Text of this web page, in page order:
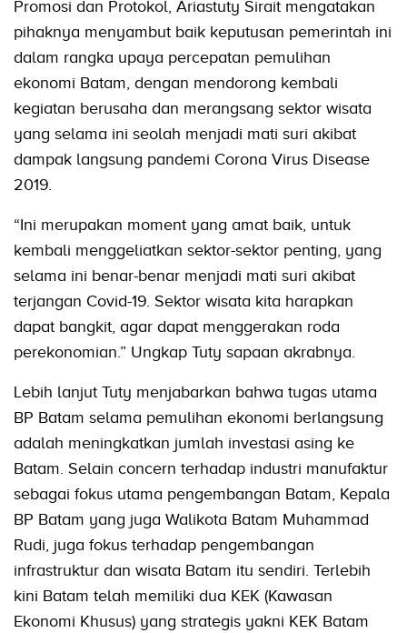
Promosi dan Protokol, Ariastuty Sirait mengatakan
pihaknya menyambut baik keputusan pemerintah ini
dalam rangka upaya percepatan pemulihan
ekonomi Batam, dengan mendorong kembali
kegiatan berusaha dan merangsang sektor wisata
yang selama ini seolah menjadi mati suri akibat
dampak langsung pandemi Corona Virus Disease
2019.
“Ini merupakan moment yang amat baik, untuk
kembali menggeliatkan sektor-sektor penting, yang
selama ini benar-benar menjadi mati suri akibat
terjangan Covid-19. Sektor wisata kita harapkan
dapat bangkit, agar dapat menggerakan roda
perekonomian.” Ungkap Tuty sapaan akrabnya.
Lebih lanjut Tuty menjabarkan bahwa tugas utama
BP Batam selama pemulihan ekonomi berlangsung
adalah meningkatkan jumlah investasi asing ke
Batam. Selain concern terhadap industri manufaktur
sebagai fokus utama pengembangan Batam, Kepala
BP Batam yang juga Walikota Batam Muhammad
Rudi, juga fokus terhadap pengembangan
infrastruktur dan wisata Batam itu sendiri. Terlebih
kini Batam telah memiliki dua KEK (Kawasan
Ekonomi Khusus) yang strategis yakni KEK Batam